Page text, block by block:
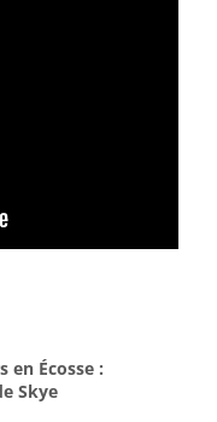
en Écosse :
Skye